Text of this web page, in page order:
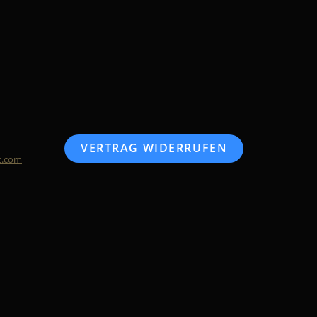
VERTRAG WIDERRUFEN